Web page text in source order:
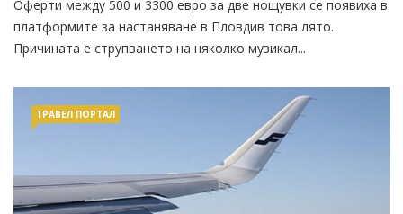
Оферти между 500 и 3300 евро за две нощувки се появиха в
платформите за настаняване в Пловдив това лято.
Причината е струпването на няколко музикал...
ТРАВЕЛ ПОРТАЛ